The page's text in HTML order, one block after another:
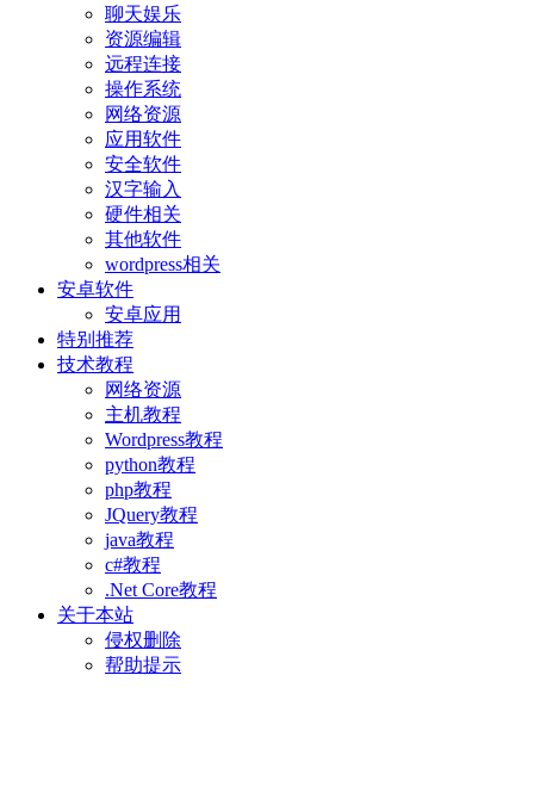
聊天娱乐
资源编辑
远程连接
操作系统
网络资源
应用软件
安全软件
汉字输入
硬件相关
其他软件
wordpress相关
安卓软件
安卓应用
特别推荐
技术教程
网络资源
主机教程
Wordpress教程
python教程
php教程
JQuery教程
java教程
c#教程
.Net Core教程
关于本站
侵权删除
帮助提示